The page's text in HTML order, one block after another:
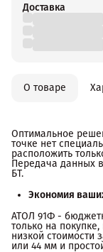
Доставка
О товаре
Оптимальное
точке нет
расположить
Передача данных
БТ.
Экономия
АТОЛ 91Ф -
только на
низкой стоимости
или 44 мм и